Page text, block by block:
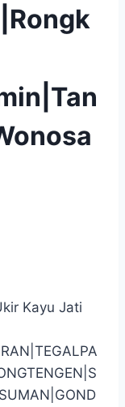
Kayu Jati